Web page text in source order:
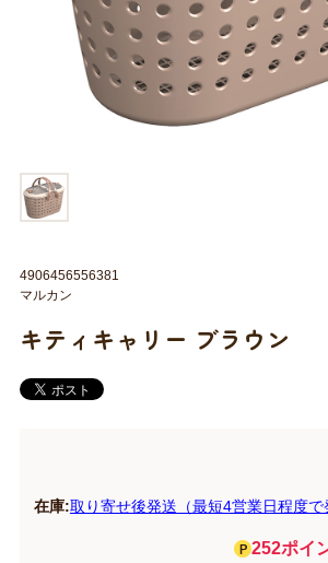
キティキャリー ブラウン
在庫:取り寄せ後発送（最短4営業日程度で
252ポイ
4906456556381
マルカン